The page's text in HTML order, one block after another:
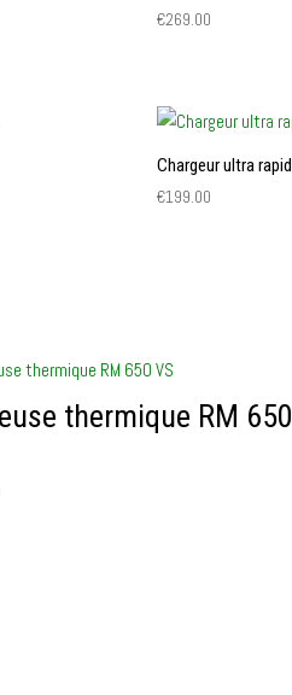
€269.00
Chargeur ultra
€199.00
thermique RM 650